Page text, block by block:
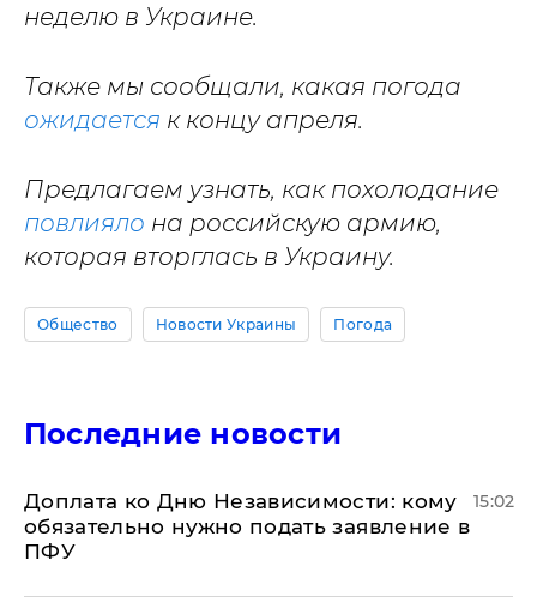
неделю в Украине.
Также мы сообщали, какая погода
ожидается к концу апреля.
Предлагаем узнать, как похолодание
повлияло на российскую армию,
которая вторглась в Украину.
Общество Новости Украины Погода
Последние новости
Доплата ко Дню Независимости: кому
обязательно нужно подать заявление в
ПФУ
15:02